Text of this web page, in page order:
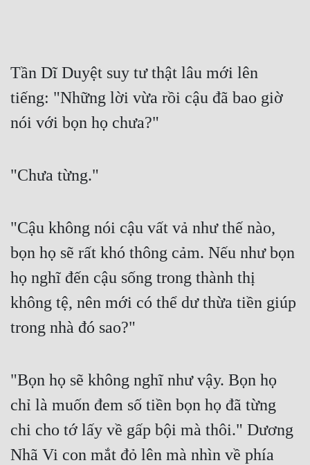
Cung Đấu
Cổ Tiên Hiệp
Du Hí
Dã Sử
Dị Giới
Dị Năng
Gia Đấu
Góc Nhìn Nữ
Huyền Nghi
Tần Dĩ Duyệt suy tư thật lâu mới lên
tiếng: "Những lời vừa rồi cậu đã bao giờ
nói với bọn họ chưa?"
"Chưa từng."
"Cậu không nói cậu vất vả như thế nào,
bọn họ sẽ rất khó thông cảm. Nếu như bọn
họ nghĩ đến cậu sống trong thành thị
không tệ, nên mới có thể dư thừa tiền giúp
trong nhà đó sao?"
"Bọn họ sẽ không nghĩ như vậy. Bọn họ
chỉ là muốn đem số tiền bọn họ đã từng
chi cho tớ lấy về gấp bội mà thôi." Dương
Nhã Vi con mắt đỏ lên mà nhìn về phía